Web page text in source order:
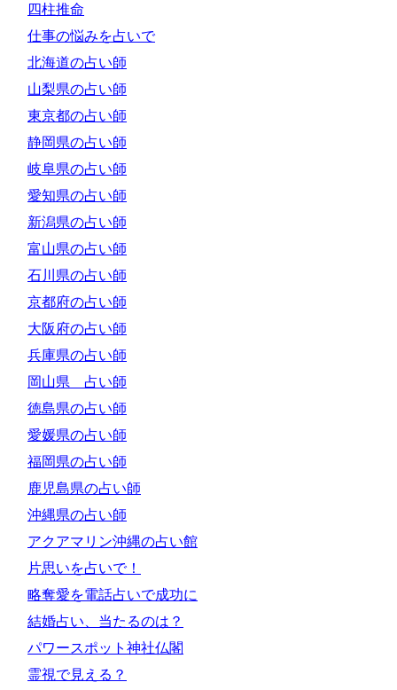
四柱推命
仕事の悩みを占いで
北海道の占い師
山梨県の占い師
東京都の占い師
静岡県の占い師
岐阜県の占い師
愛知県の占い師
新潟県の占い師
富山県の占い師
石川県の占い師
京都府の占い師
大阪府の占い師
兵庫県の占い師
岡山県 占い師
徳島県の占い師
愛媛県の占い師
福岡県の占い師
鹿児島県の占い師
沖縄県の占い師
アクアマリン沖縄の占い館
片思いを占いで！
略奪愛を電話占いで成功に
結婚占い、当たるのは？
パワースポット神社仏閣
霊視で見える？